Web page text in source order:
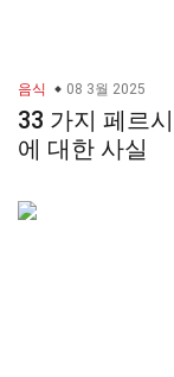
음식 08 3월 2025
33 가지 페르
에 대한 사실